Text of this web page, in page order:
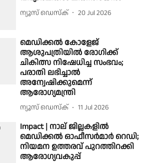
ന്യൂസ് ഡെസ്ക് 20 Jul 2026
മെഡിക്കൽ കോളേജ്
ആശുപത്രിയിൽ രോഗിക്ക്
ചികിത്സ നിഷേധിച്ച സംഭവം;
പരാതി ലഭിച്ചാൽ
അന്വേഷിക്കുമെന്ന്
ആരോഗ്യമന്ത്രി
ന്യൂസ് ഡെസ്ക് 11 Jul 2026
Impact | നാല് ജില്ലകളിൽ
മെഡിക്കൽ ഓഫീസർമാർ റെഡി;
നിയമന ഉത്തരവ് പുറത്തിറക്കി
ആരോഗ്യവകുപ്പ്